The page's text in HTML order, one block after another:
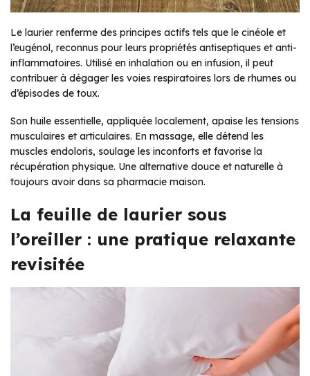
Le laurier renferme des principes actifs tels que le cinéole et
l’eugénol, reconnus pour leurs propriétés antiseptiques et anti-
inflammatoires. Utilisé en inhalation ou en infusion, il peut
contribuer à dégager les voies respiratoires lors de rhumes ou
d’épisodes de toux.
Son huile essentielle, appliquée localement, apaise les tensions
musculaires et articulaires. En massage, elle détend les
muscles endoloris, soulage les inconforts et favorise la
récupération physique. Une alternative douce et naturelle à
toujours avoir dans sa pharmacie maison.
La feuille de laurier sous
l’oreiller : une pratique relaxante
revisitée